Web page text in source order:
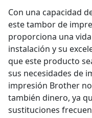
Con una capacidad
este tambor de
proporciona una
instalación y su
que este producto
sus necesidades de
impresión Brother
también dinero, ya
sustituciones